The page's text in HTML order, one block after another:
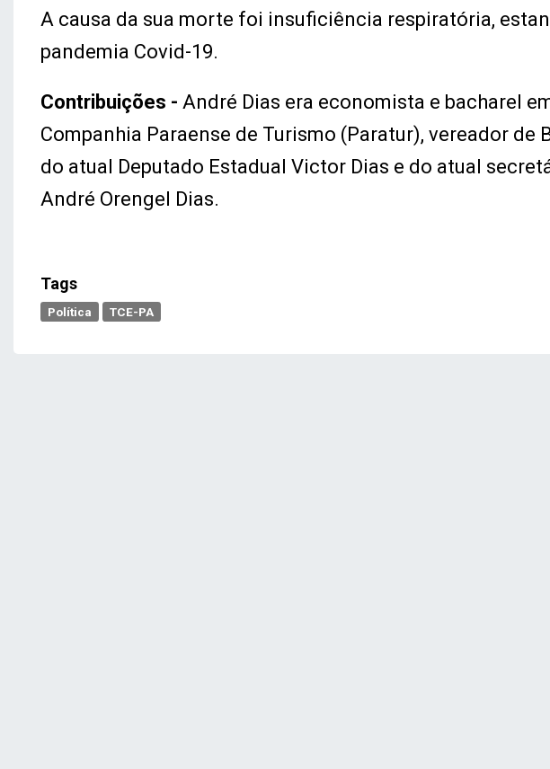
A causa da sua morte foi insuficiência respiratória,
pandemia Covid-19.
Contribuições - André Dias era economista e bacharel
Companhia Paraense de Turismo (Paratur), vereador de
do atual Deputado Estadual Victor Dias e do atual
André Orengel Dias.
Tags
Política TCE-PA